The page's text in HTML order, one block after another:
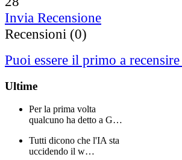
Invia Recensione
Recensioni (0)
Puoi essere il primo a
Ultime
Per la prima volta
qualcuno ha detto a G…
Tutti dicono che l'IA sta
uccidendo il w…